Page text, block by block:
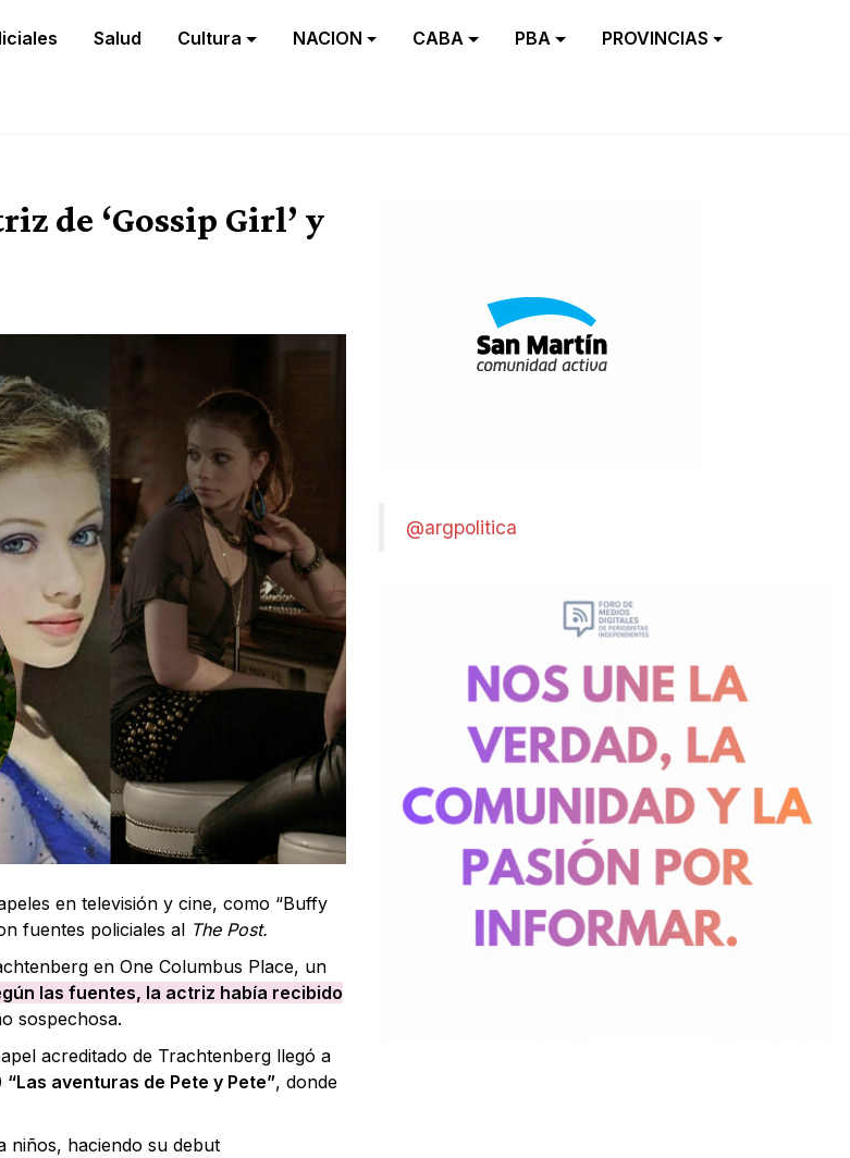
Salud Cultura NACION CABA PBA PROVINCIAS
de ‘Gossip Girl’ y
en televisión y cine, como “Buffy
fuentes policiales al The Post.
en One Columbus Place, un
las fuentes, la actriz había recibido
sospechosa.
acreditado de Trachtenberg llegó a
“Las aventuras de Pete y Pete”, donde
niños, haciendo su debut
@argpolitica